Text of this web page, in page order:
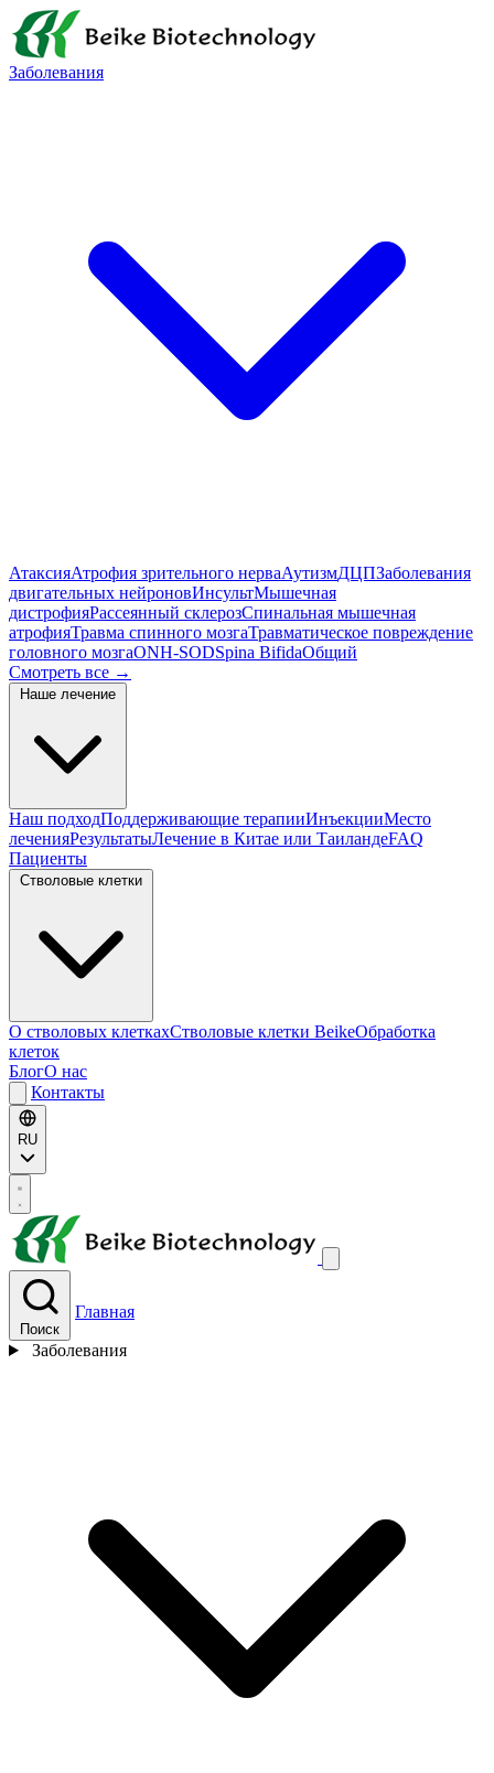
Заболевания
АтаксияАтрофия зрительного нерваАутизмДЦПЗаболевания
двигательных нейроновИнсультМышечная
дистрофияРассеянный склерозСпинальная мышечная
атрофияТравма спинного мозгаТравматическое повреждение
головного мозгаONH-SODSpina BifidaОбщий
Смотреть все →
Наш подходПоддерживающие терапииИнъекцииМесто
леченияРезультатыЛечение в Китае или ТаиландеFAQ
Пациенты
О стволовых клеткахСтволовые клетки BeikeОбработка
клеток
БлогО нас
Контакты
RU
Поиск
Главная
Заболевания